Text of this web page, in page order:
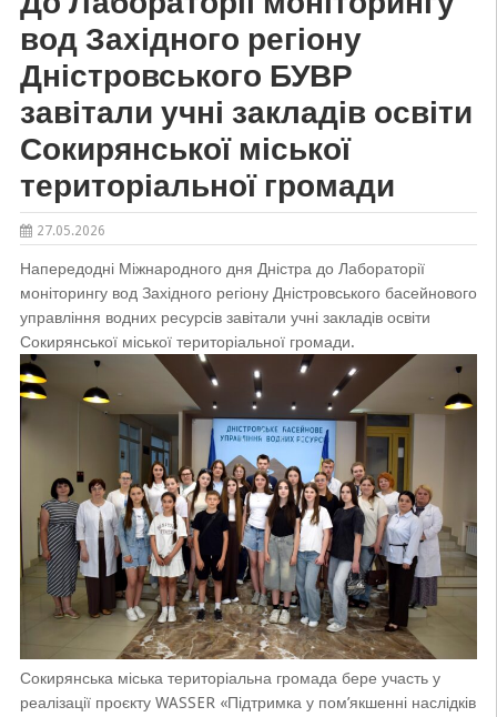
вод Західного регіону
Дністровського БУВР
завітали учні закладів освіти
Сокирянської міської
територіальної громади
27.05.2026
Напередодні Міжнародного дня Дністра до Лабораторії
моніторингу вод Західного регіону Дністровського басейнового
управління водних ресурсів завітали учні закладів освіти
Сокирянської міської територіальної громади.
Сокирянська міська територіальна громада бере участь у
реалізації проєкту WASSER «Підтримка у пом’якшенні наслідків